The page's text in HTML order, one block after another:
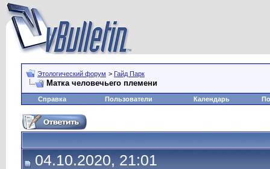
Этологический форум > Гайд Парк
Матка человечьего племени
Справка Пользователи Календарь
04.10.2020, 21:01